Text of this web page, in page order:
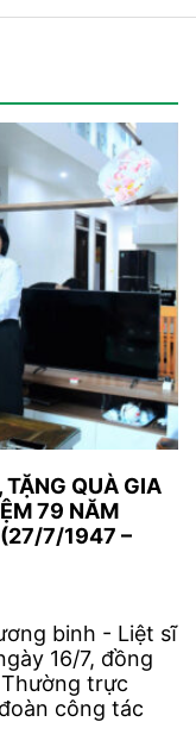
QUÀ GIA
79 NĂM
(27/7/1947 –
binh - Liệt sĩ
16/7, đồng
trực
công tác